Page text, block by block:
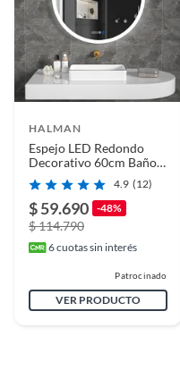
HALMAN
Espejo LED Redondo
Decorativo 60cm Baño
Antiempañante Touch 3
Tonos Luz
4.9 (12)
$ 59.690 -48%
$ 114.790
6cuotas sin interés
Patrocinado
VER PRODUCTO